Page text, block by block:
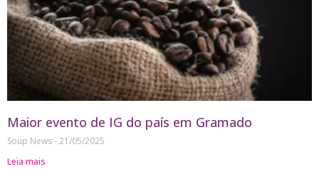
Maior evento de IG do país em Gramado
Soup News 21/05/2025
Leia mais